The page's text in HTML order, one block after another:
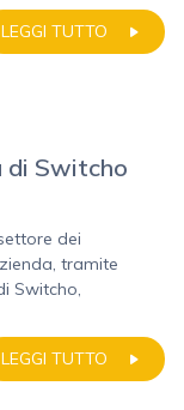
LEGGI TUTTO
di Switcho
dei
tramite
Switcho,
LEGGI TUTTO